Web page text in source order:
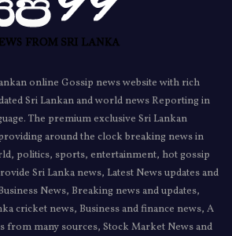
online Gossip news website with rich
Sri Lankan and world news Reporting in
The premium exclusive Sri Lankan
around the clock breaking news in
politics, sports, entertainment, hot gossip
Sri Lanka news, Latest News updates and
News, Breaking news and updates,
cricket news, Business and finance news, A
from many sources, Stock Market News and